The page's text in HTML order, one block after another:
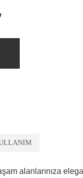
alanlarınıza